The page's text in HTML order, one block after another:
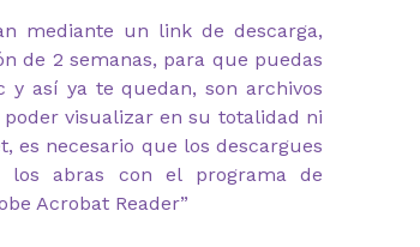
mediante un link de descarga,
de 2 semanas, para que puedas
y así ya te quedan, son archivos
poder visualizar en su totalidad ni
es necesario que los descargues
abras con el programa de
Acrobat Reader”